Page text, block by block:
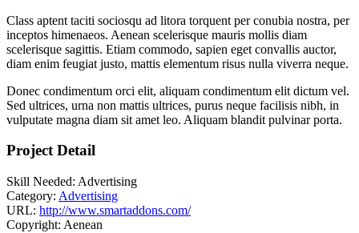
Class aptent taciti sociosqu ad litora torquent per conubia nostra, per
inceptos himenaeos. Aenean scelerisque mauris mollis diam
scelerisque sagittis. Etiam commodo, sapien eget convallis auctor,
diam enim feugiat justo, mattis elementum risus nulla viverra neque.
Donec condimentum orci elit, aliquam condimentum elit dictum vel.
Sed ultrices, urna non mattis ultrices, purus neque facilisis nibh, in
vulputate magna diam sit amet leo. Aliquam blandit pulvinar porta.
Project Detail
Skill Needed: Advertising
Category: Advertising
URL: http://www.smartaddons.com/
Copyright: Aenean